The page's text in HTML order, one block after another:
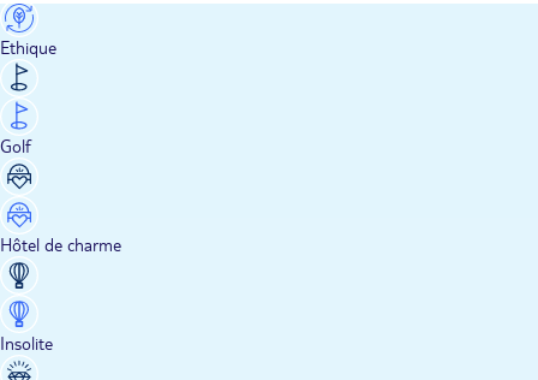
Ethique
Golf
Hôtel de charme
Insolite